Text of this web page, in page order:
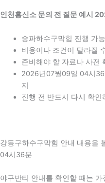
인천흥신소 문의 전 질문 예시
송파하수구막힘 진행 가
비용이나 조건이 달라질
준비해야 할 자료나 사전
2026년07월09일 04시
지
진행 전 반드시 다시 확인
강동구하수구막힘 안내 내용을
04시36분
야구반티 안내를 확인할 때는